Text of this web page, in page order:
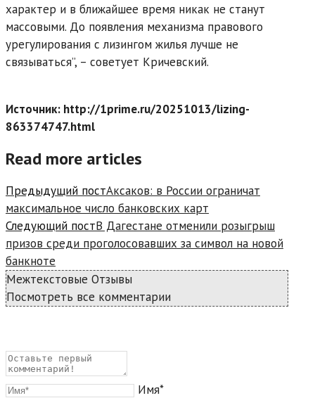
характер и в ближайшее время никак не станут
массовыми. До появления механизма правового
урегулирования с лизингом жилья лучше не
связываться”, – советует Кричевский.
Источник: http://1prime.ru/20251013/lizing-
863374747.html
Read more articles
Предыдущий постАксаков: в России ограничат
максимальное число банковских карт
Следующий постВ Дагестане отменили розыгрыш
призов среди проголосовавших за символ на новой
банкноте
Межтекстовые Отзывы
Посмотреть все комментарии
Имя*